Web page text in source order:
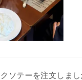
ソテーを注文しま